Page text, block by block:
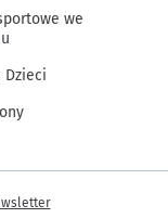
we
Dzieci